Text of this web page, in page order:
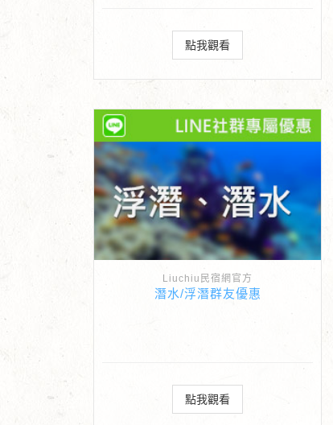
點我觀看
Liuchiu民宿網官方
潛水/浮潛群友優惠
點我觀看